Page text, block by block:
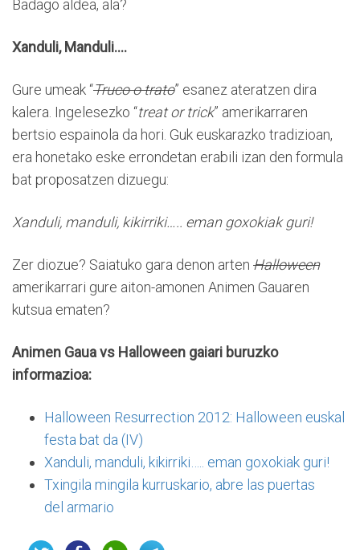
Badago aldea, ala?
Xanduli, Manduli….
Gure umeak “Truco o trato” esanez ateratzen dira
kalera. Ingelesezko “treat or trick” amerikarraren
bertsio espainola da hori. Guk euskarazko tradizioan,
era honetako eske errondetan erabili izan den formula
bat proposatzen dizuegu:
Xanduli, manduli, kikirriki….. eman goxokiak guri!
Zer diozue? Saiatuko gara denon arten Halloween
amerikarrari gure aiton-amonen Animen Gauaren
kutsua ematen?
Animen Gaua vs Halloween gaiari buruzko
informazioa:
Halloween Resurrection 2012: Halloween euskal
festa bat da (IV)
Xanduli, manduli, kikirriki….. eman goxokiak guri!
Txingila mingila kurruskario, abre las puertas
del armario